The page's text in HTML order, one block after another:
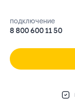
подключение
8 800 600 11 50